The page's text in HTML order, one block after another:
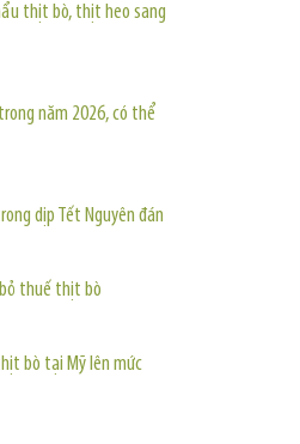
thịt bò, thịt heo sang
năm 2026, có thể
dịp Tết Nguyên đán
thuế thịt bò
bò tại Mỹ lên mức